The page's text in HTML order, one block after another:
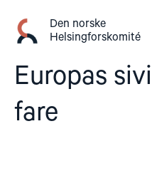
innhold
Den norske
Helsingforskomité
Europas
fare